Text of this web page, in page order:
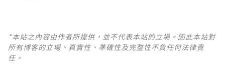
*本站之內容由作者所提供，並不代表本站的立場。因此本站對
所有博客的立場、真實性、準確性及完整性不負任何法律責
任。